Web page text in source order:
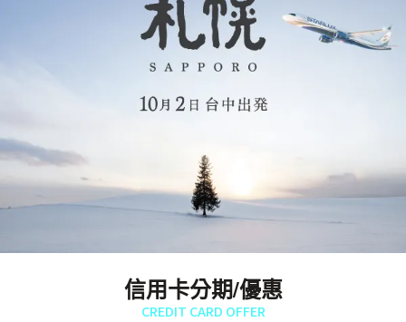
信用卡分期/優惠
CREDIT CARD OFFER